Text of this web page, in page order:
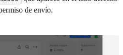
de envío.